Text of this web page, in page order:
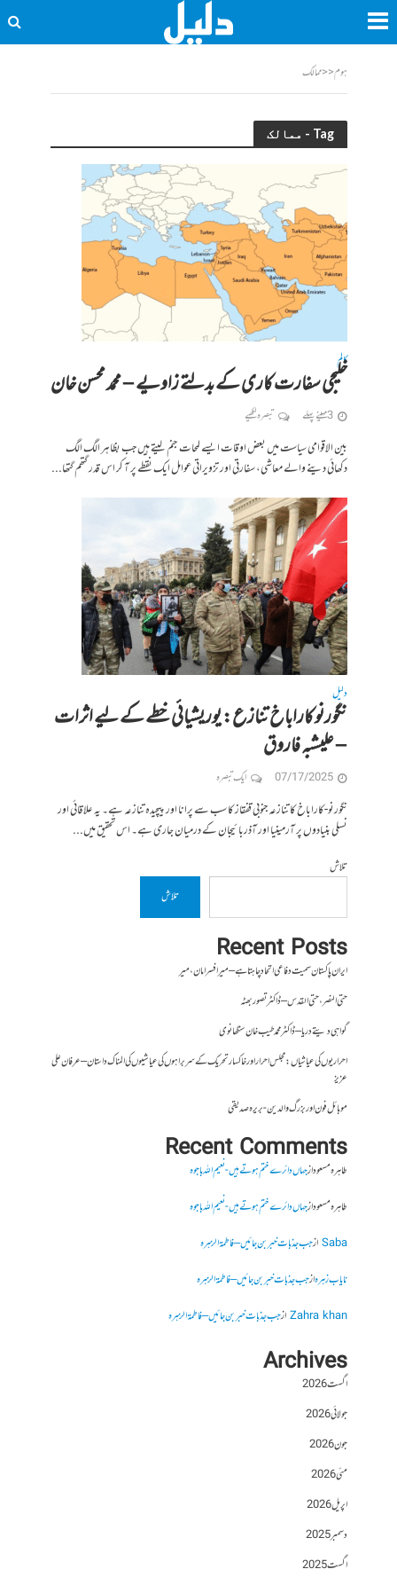
ہوم<<ممالک
Tag - ممالک
کالم
خلیجی سفارت کاری کے بدلتے زاویے – محمد محسن خان
3 مہینے پہلے تبصرہ لکھیے
بین الاقوامی سیاست میں بعض اوقات ایسے لمحات جنم لیتے ہیں جب بظاہر الگ الگ
دکھائی دینے والے معاشی، سفارتی اور تزویراتی عوامل ایک نقطے پر آ کر اس قدر گتھم گتھا...
دلیل
نگورنو کاراباخ تنازع: یوریشیائی خطے کے لیے اثرات
– علیشبہ فاروق
07/17/2025 ایک تبصرہ
نگورنو-کاراباخ کا تنازعہ جنوبی قفقاز کا سب سے پرانا اور پیچیدہ تنازعہ ہے۔ یہ علاقائی اور
نسلی بنیادوں پر آرمینیا اور آذربائیجان کے درمیان جاری ہے۔ اس تحقیق میں...
تلاش
تلاش
Recent Posts
ایران پاکستان سمیت دفاعی اتحاد چاہتا ہے – میر افسر امان،میر
حتی النصر ، حتی القدس – ڈاکٹر تصور بھٹہ
گواہی دیتے دریا – ڈاکٹر محمد طیب خان سنگھانوی
احراریوں کی عیاشیاں : مجلس احرار اور خاکسار تحریک کے سربراہوں کی عیاشیوں کی المناک داستان – عرفان علی
عزیز
موبائل فون اور بزرگ والدین- بریرہ صدیقی
Recent Comments
طاہرہ مسعودازجہاں دائرے ختم ہوتے ہیں- نعیم اللہ باجوہ
طاہرہ مسعودازجہاں دائرے ختم ہوتے ہیں- نعیم اللہ باجوہ
Sabaازجب جذبات خبر بن جائیں – فاطمۃالزہرہ
نایاب زہرہازجب جذبات خبر بن جائیں – فاطمۃالزہرہ
Zahra khanازجب جذبات خبر بن جائیں – فاطمۃالزہرہ
Archives
اگست 2026
جولائی 2026
جون 2026
مئی 2026
اپریل 2026
دسمبر 2025
اگست 2025